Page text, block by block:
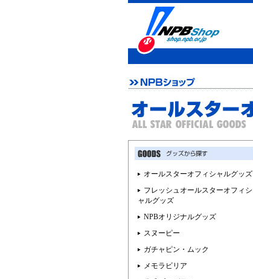
オールスターオフィシャルグッズ
フレッシュオールスターオフィシ
ャルグッズ
NPBオリジナルグッズ
スヌーピー
ガチャピン・ムック
メモラビリア